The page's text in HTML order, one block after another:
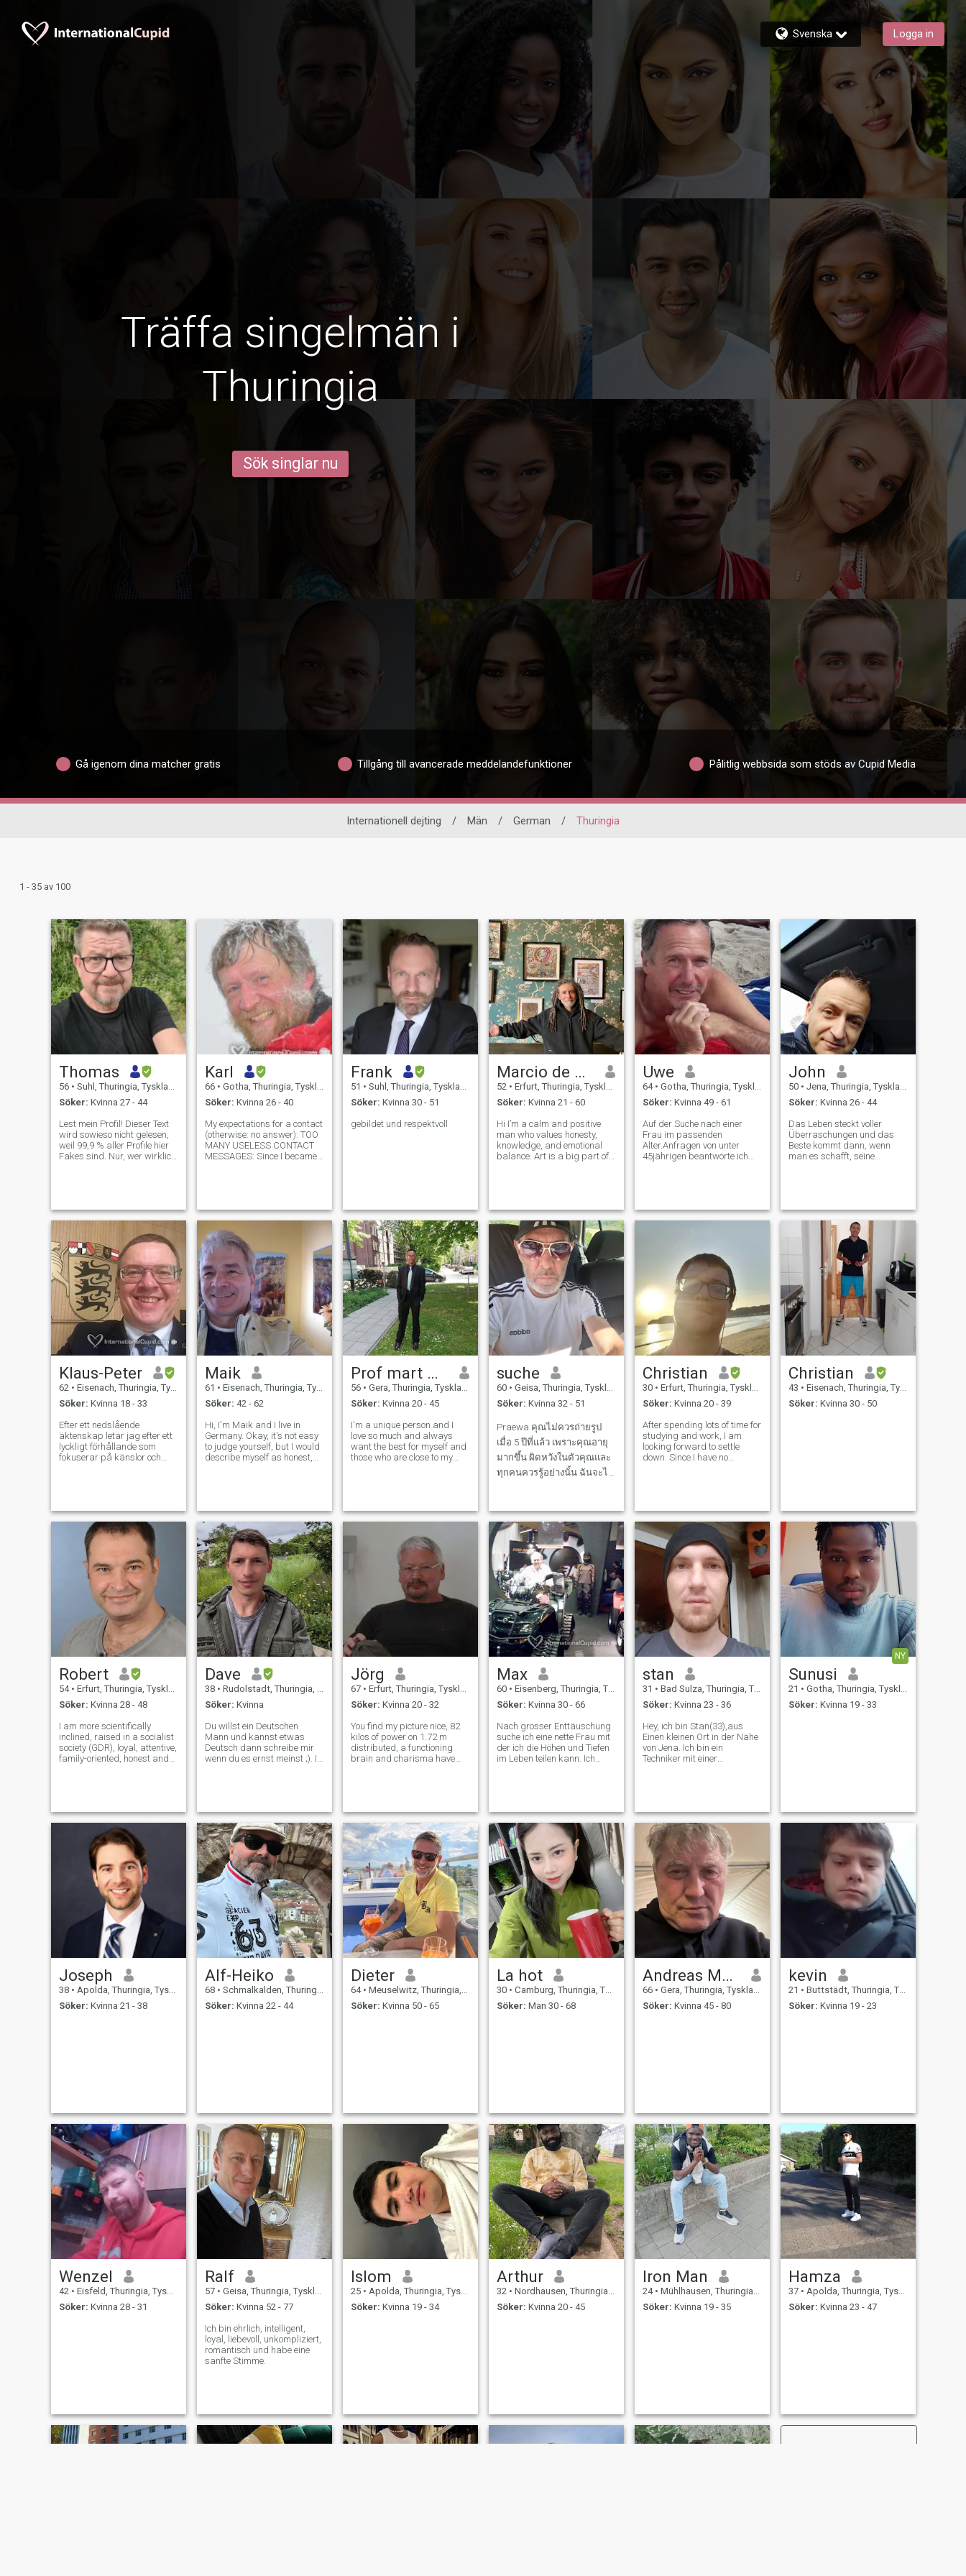
Svenska Logga in
Träffa singelmän i
Thuringia
Sök singlar nu
Gå igenom dina matcher gratis Tillgång till avancerade meddelandefunktioner Pålitlig webbsida som stöds av Cupid Media
Internationell dejting / Män / German / Thuringia
1 - 35 av 100
Thomas
56 • Suhl, Thuringia, Tyskland
Söker: Kvinna 27 - 44
Lest mein Profil! Dieser Text
wird sowieso nicht gelesen,
weil 99,9 % aller Profile hier
Fakes sind. Nur, wer wirklich
lassen, weil ich ni
Karl
66 • Gotha, Thuringia, Tyskland
Söker: Kvinna 26 - 40
My expectations for a contact
(otherwise: no answer): TOO
MANY USELESS CONTACT
MESSAGES: Since I became
dialogues with them all to
find out the s
Frank
51 • Suhl, Thuringia, Tyskland
Söker: Kvinna 30 - 51
gebildet und respektvoll
Marcio de Oliveira
52 • Erfurt, Thuringia, Tyskland
Söker: Kvinna 21 - 60
Hi I’m a calm and positive
man who values honesty,
knowledge, and emotional
balance. Art is a big part of
side by side, accepting each
other’s impe
Uwe
64 • Gotha, Thuringia, Tyskland
Söker: Kvinna 49 - 61
Auf der Suche nach einer
Frau im passenden
Alter.Anfragen von unter
45jährigen beantworte ich
fühlt sich hier bestimmt nicht
wohl. Ich möchte auch n
John
50 • Jena, Thuringia, Tyskland
Söker: Kvinna 26 - 44
Das Leben steckt voller
Überraschungen und das
Beste kommt dann, wenn
man es schafft, seine
und lege Wert auf gesunde
Ernährung, Nachhaltigkeit
Klaus-Peter
62 • Eisenach, Thuringia, Tyskland
Söker: Kvinna 18 - 33
Efter ett nedslående
äktenskap letar jag efter ett
lyckligt förhållande som
fokuserar på känslor och
Tyskland som
presstalesman för ett
konservativt parti. Jag
älskar sportaktiviteter
(styrka sport, Cykling och
kampsport) och
äventyrsturism, men jag är
öppen för nya idéer och
förslag. Jag är icke-rökare
och dricker inte alkohol.
Maik
61 • Eisenach, Thuringia, Tyskland
Söker: 42 - 62
Hi, I'm Maik and I live in
Germany. Okay, it's not easy
to judge yourself, but I would
describe myself as honest,
find out for yoursel
Prof mart Omos
56 • Gera, Thuringia, Tyskland
Söker: Kvinna 20 - 45
I'm a unique person and I
love so much and always
want the best for myself and
those who are close to my
obeyed and put God first as
my pri
suche
60 • Geisa, Thuringia, Tyskland
Söker: Kvinna 32 - 51
Praewa คุณไม่ควรถ่ายรูป
เมื่อ 5 ปีที่แล้ว เพราะคุณอายุ
มากขึ้น ผิดหวังในตัวคุณและ
ทุกคนควรรู้อย่างนั้น ฉันจะไม่
จากเดินทางไปประเทศไทย 4
ครั้ง ฉันจะไม่เดินทางไป
ประเทศนี้อีกต่อไป เพราะฉัน
ผิดหวังอย่างขมขื
Christian
30 • Erfurt, Thuringia, Tyskland
Söker: Kvinna 20 - 39
After spending lots of time for
studying and work, I am
looking forward to settle
down. Since I have no
moving to another country.
My curren
Christian
43 • Eisenach, Thuringia, Tyskland
Söker: Kvinna 30 - 50
Robert
54 • Erfurt, Thuringia, Tyskland
Söker: Kvinna 28 - 48
I am more scientifically
inclined, raised in a socialist
society (GDR), loyal, attentive,
family-oriented, honest and
money, I am a poor ma
Dave
38 • Rudolstadt, Thuringia, Tyskland
Söker: Kvinna
Du willst ein Deutschen
Mann und kannst etwas
Deutsch dann schreibe mir
wenn du es ernst meinst ;). I
with Hi and such don't need
to writ
Jörg
67 • Erfurt, Thuringia, Tyskland
Söker: Kvinna 20 - 32
You find my picture nice, 82
kilos of power on 1.72 m
distributed, a functioning
brain and charisma have
people's home, on the head
do not
Max
60 • Eisenberg, Thuringia, Tyskland
Söker: Kvinna 30 - 66
Nach grosser Enttäuschung
suche ich eine nette Frau mit
der ich die Höhen und Tiefen
im Leben teilen kann. Ich
mag es mit Freunden
auszug
stan
31 • Bad Sulza, Thuringia, Tyskland
Söker: Kvinna 23 - 36
Hey, ich bin Stan(33),aus
Einen kleinen Ort in der Nähe
von Jena. Ich bin ein
Techniker mit einer
ich meine Freizeit verbringen
kann. Ich
NY
Sunusi
21 • Gotha, Thuringia, Tyskland
Söker: Kvinna 19 - 33
Joseph
38 • Apolda, Thuringia, Tyskland
Söker: Kvinna 21 - 38
Alf-Heiko
68 • Schmalkalden, Thuringia, Tyskland
Söker: Kvinna 22 - 44
Dieter
64 • Meuselwitz, Thuringia, Tyskland
Söker: Kvinna 50 - 65
La hot
30 • Camburg, Thuringia, Tyskland
Söker: Man 30 - 68
Andreas Moertzsch
66 • Gera, Thuringia, Tyskland
Söker: Kvinna 45 - 80
kevin
21 • Buttstädt, Thuringia, Tyskland
Söker: Kvinna 19 - 23
Wenzel
42 • Eisfeld, Thuringia, Tyskland
Söker: Kvinna 28 - 31
Ralf
57 • Geisa, Thuringia, Tyskland
Söker: Kvinna 52 - 77
Ich bin ehrlich, intelligent,
loyal, liebevoll, unkompliziert,
romantisch und habe eine
sanfte Stimme.
Islom
25 • Apolda, Thuringia, Tyskland
Söker: Kvinna 19 - 34
Arthur
32 • Nordhausen, Thuringia, Tyskland
Söker: Kvinna 20 - 45
Iron Man
24 • Mühlhausen, Thuringia, Tyskland
Söker: Kvinna 19 - 35
Hamza
37 • Apolda, Thuringia, Tyskland
Söker: Kvinna 23 - 47